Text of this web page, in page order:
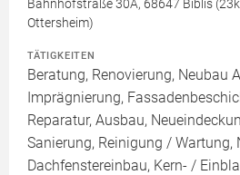
Bahnhofstraße 30A, 68647 Biblis
Ottersheim)
TÄTIGKEITEN
Beratung, Renovierung, Neubau
Imprägnierung,
Reparatur, Ausbau,
Sanierung, Reinigung / Wartung,
Dachfenstereinbau, Kern- /